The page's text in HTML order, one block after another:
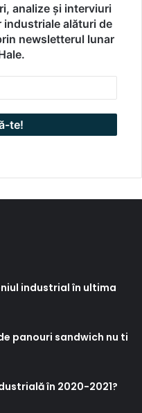
analize și interviuri
alături de
newsletterul lunar
industrial în ultima
panouri sandwich nu ti
în 2020-2021?